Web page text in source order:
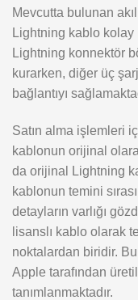
Mevcutta bulunan
Lightning kablo kolay
Lightning konnektör
kurarken, diğer üç
bağlantıyı
Satın alma işlemleri
kablonun orijinal
da orijinal Lightning
kablonun temini
detayların varlığı
lisanslı kablo olarak
noktalardan biridir.
Apple tarafından
tanımlanmaktadır.